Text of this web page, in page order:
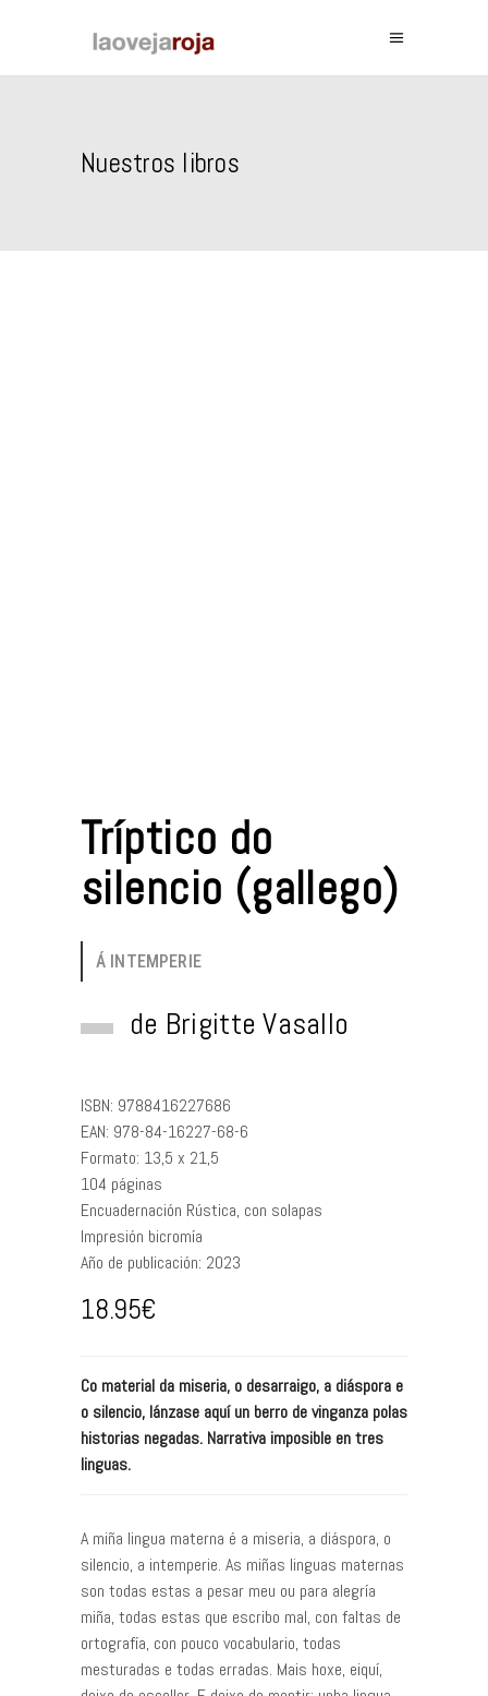
Nuestros libros
Tríptico do
silencio (gallego)
Á INTEMPERIE
de Brigitte Vasallo
ISBN: 9788416227686
EAN: 978-84-16227-68-6
Formato: 13,5 x 21,5
104 páginas
Encuadernación Rústica, con solapas
Impresión bicromía
Año de publicación: 2023
18.95€
Co material da miseria, o desarraigo, a diáspora e
o silencio, lánzase aquí un berro de vinganza polas
historias negadas. Narrativa imposible en tres
linguas.
A miña lingua materna é a miseria, a diáspora, o
silencio, a intemperie. As miñas linguas maternas
son todas estas a pesar meu ou para alegría
miña, todas estas que escribo mal, con faltas de
ortografía, con pouco vocabulario, todas
mesturadas e todas erradas. Mais hoxe, eiquí,